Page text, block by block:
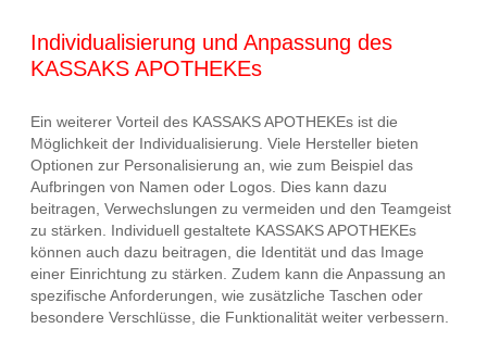
Individualisierung und Anpassung des
KASSAKS APOTHEKEs
Ein weiterer Vorteil des KASSAKS APOTHEKEs ist die
Möglichkeit der Individualisierung. Viele Hersteller bieten
Optionen zur Personalisierung an, wie zum Beispiel das
Aufbringen von Namen oder Logos. Dies kann dazu
beitragen, Verwechslungen zu vermeiden und den Teamgeist
zu stärken. Individuell gestaltete KASSAKS APOTHEKEs
können auch dazu beitragen, die Identität und das Image
einer Einrichtung zu stärken. Zudem kann die Anpassung an
spezifische Anforderungen, wie zusätzliche Taschen oder
besondere Verschlüsse, die Funktionalität weiter verbessern.